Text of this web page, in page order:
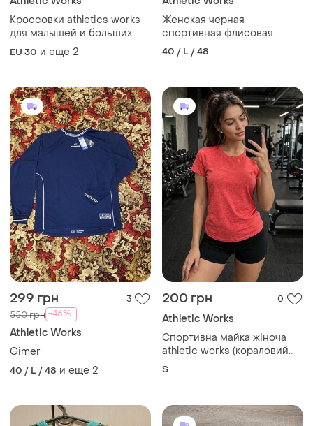
Кроссовки athletics works
для малышей и больших
мальчиков со
светодиодной подсветкой
EU 30 и еще 2
Женская черная
спортивная флисовая
кофта
40 / L / 48
299 грн 3
550 грн -46%
Athletic Works
Gimer
40 / L / 48 и еще 2
200 грн 0
Athletic Works
Спортивна майка жіноча
athletic works (кораловий
меланж)
S